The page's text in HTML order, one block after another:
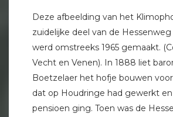
Deze afbeelding van het
zuidelijke deel van de
werd omstreeks 1965 gemaakt.
Vecht en Venen). In 1888 liet
Boetzelaer het hofje bouwen
dat op Houdringe had gewerkt
pensioen ging. Toen was de